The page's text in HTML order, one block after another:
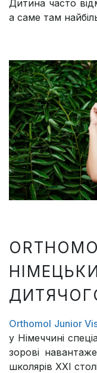
Дитина часто
а саме там
Orthomol Junior
у Німеччині
зорові
школярів XXI